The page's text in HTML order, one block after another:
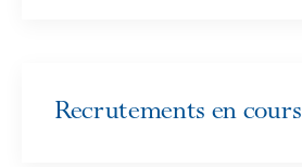
Recrutements en cours